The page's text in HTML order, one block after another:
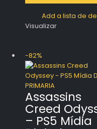
Add a lista de
Visualizar
-82%
Assassins
Creed
– PS5 Mídia